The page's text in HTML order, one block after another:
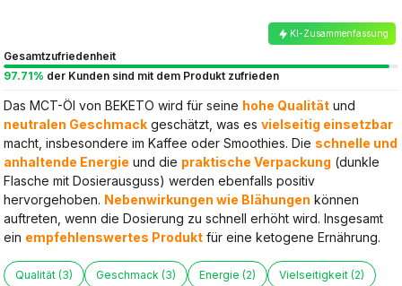
KI-Zusammenfassung
Gesamtzufriedenheit
97.71% der Kunden sind mit dem Produkt zufrieden
Das MCT-Öl von BEKETO wird für seine hohe Qualität und
neutralen Geschmack geschätzt, was es vielseitig einsetzbar
macht, insbesondere im Kaffee oder Smoothies. Die schnelle und
anhaltende Energie und die praktische Verpackung (dunkle
Flasche mit Dosierausguss) werden ebenfalls positiv
hervorgehoben. Nebenwirkungen wie Blähungen können
auftreten, wenn die Dosierung zu schnell erhöht wird. Insgesamt
ein empfehlenswertes Produkt für eine ketogene Ernährung.
Qualität (3) Geschmack (3) Energie (2) Vielseitigkeit (2)